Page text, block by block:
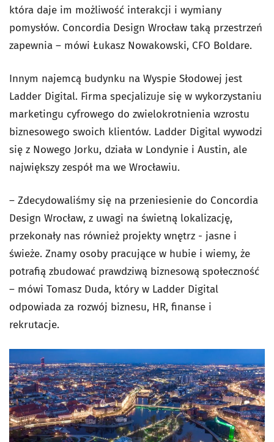
która daje im możliwość interakcji i wymiany
pomysłów. Concordia Design Wrocław taką przestrzeń
zapewnia – mówi Łukasz Nowakowski, CFO Boldare.
Innym najemcą budynku na Wyspie Słodowej jest
Ladder Digital. Firma specjalizuje się w wykorzystaniu
marketingu cyfrowego do zwielokrotnienia wzrostu
biznesowego swoich klientów. Ladder Digital wywodzi
się z Nowego Jorku, działa w Londynie i Austin, ale
największy zespół ma we Wrocławiu.
– Zdecydowaliśmy się na przeniesienie do Concordia
Design Wrocław, z uwagi na świetną lokalizację,
przekonały nas również projekty wnętrz - jasne i
świeże. Znamy osoby pracujące w hubie i wiemy, że
potrafią zbudować prawdziwą biznesową społeczność
– mówi Tomasz Duda, który w Ladder Digital
odpowiada za rozwój biznesu, HR, finanse i
rekrutacje.